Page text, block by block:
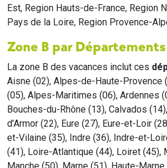
Est, Region Hauts-de-France, Region
Pays de la Loire, Region Provence-
Zone B par Départements
La zone B des vacances inclut ces
Aisne (02), Alpes-de-Haute-Provence
(05), Alpes-Maritimes (06), Ardennes
Bouches-du-Rhône (13), Calvados
d’Armor (22), Eure (27), Eure-et-Loir
et-Vilaine (35), Indre (36), Indre-et-
(41), Loire-Atlantique (44), Loiret (45),